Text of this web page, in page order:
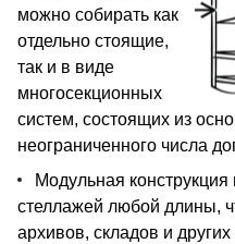
можно собирать как
отдельно стоящие,
так и в виде
многосекционных
систем, состоящих из
неограниченного числа
Модульная
стеллажей любой длины,
архивов, складов и